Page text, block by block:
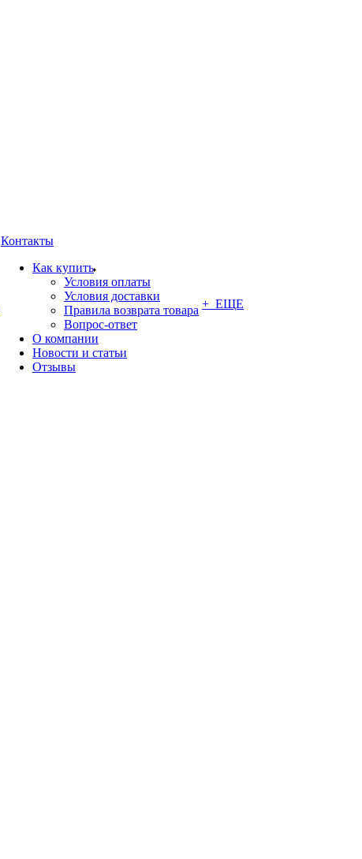
Контакты
Как купить
Условия оплаты
Условия доставки
Правила возврата товара
Вопрос-ответ
О компании
Новости и статьи
Отзывы
+ ЕЩЕ